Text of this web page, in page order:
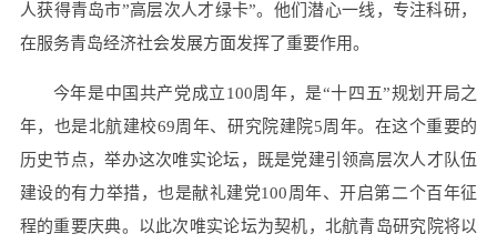
人获得青岛市”高层次人才绿卡”。他们潜心一线，专注科研，
在服务青岛经济社会发展方面发挥了重要作用。
今年是中国共产党成立100周年，是“十四五”规划开局之
年，也是北航建校69周年、研究院建院5周年。在这个重要的
历史节点，举办这次唯实论坛，既是党建引领高层次人才队伍
建设的有力举措，也是献礼建党100周年、开启第二个百年征
程的重要庆典。以此次唯实论坛为契机，北航青岛研究院将以